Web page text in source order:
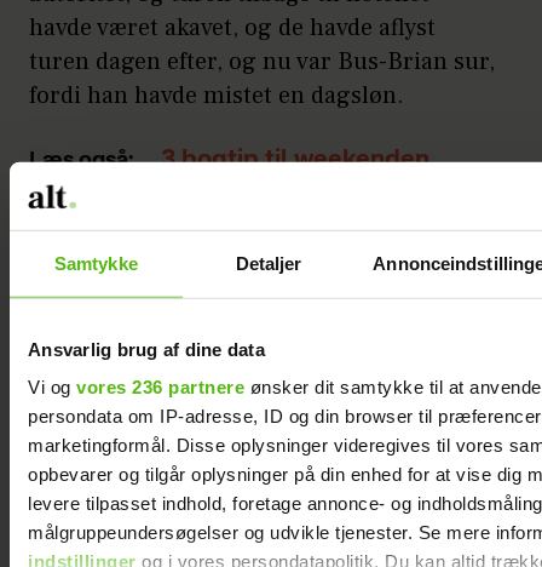
Samtykke Detaljer
Ansvarlig brug af dine data
Vi og vores 236 partnere ønsker dit samtykke til at
persondata om IP-adresse, ID og din browser til
marketingformål. Disse oplysninger videregives til vores
opbevarer og tilgår oplysninger på din enhed for at vise dig
levere tilpasset indhold, foretage annonce- og
målgruppeundersøgelser og udvikle tjenester. Se mere
indstillinger og i vores persondatapolitik. Du kan altid
havde været akavet, og de havde aflyst
turen dagen efter, og nu var Bus-Brian sur,
fordi han havde mistet en dagsløn.
Læs også: 3 bogtip til weekenden
Det ringede på dørtelefonen. Så måtte
Henrik være der. Hun trykkede.
”Georgio,” tænkte Solvej. ”Hvem er han
egentlig? Hvorfor vil han have mig?” Det
havde altid været svært for hende at tro på,
at nogen ville have hende, når nu hendes
egen mor havde givet hende fra sig direkte
efter fødslen. Det eneste, hun havde fået